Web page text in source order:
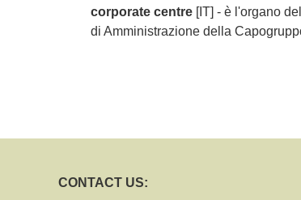
corporate centre [IT] - è l'organo
di Amministrazione della
CONTACT US: